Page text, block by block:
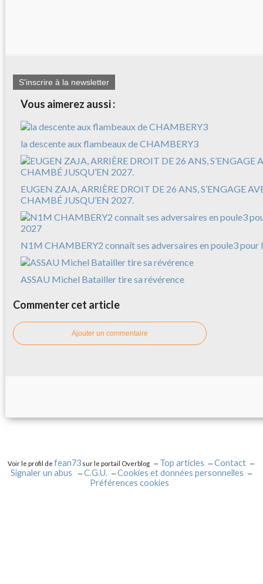
S'inscrire à la newsletter
Vous aimerez aussi :
la descente aux flambeaux de CHAMBERY3
EUGEN ZAJA, ARRIÈRE DROIT DE 26 ANS, S’ENGAGE
CHAMBÉ JUSQU’EN 2027.
N1M CHAMBERY2 connaît ses adversaires en poule3 pour
ASSAU Michel Batailler tire sa révérence
Commenter cet article
Ajouter un commentaire
Voir le profil defean73 sur le portail Overblog Top articles
Contact
Signaler un abus
C.G.U.
Cookies et données personnelles
Préférences cookies